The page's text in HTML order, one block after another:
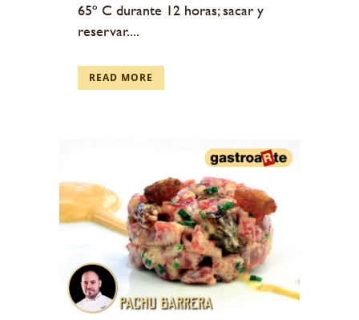
65º C durante 12 horas; sacar y
reservar....
READ MORE